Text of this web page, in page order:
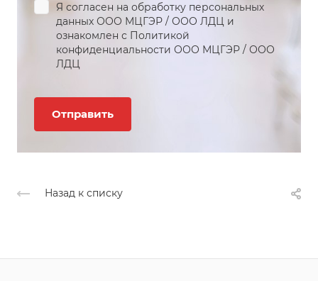
Я согласен на обработку персональных
данных ООО МЦГЭР / ООО ЛДЦ и
ознакомлен с Политикой
конфиденциальности ООО МЦГЭР / ООО
ЛДЦ
Назад к списку